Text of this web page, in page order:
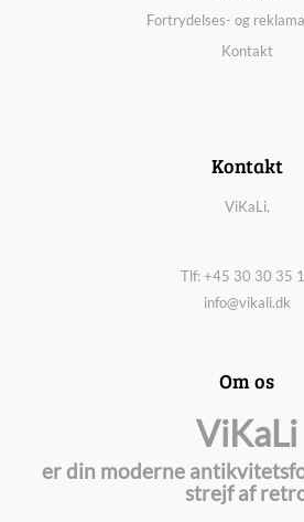
Fortrydelses- og
Kontakt
Kontakt
ViKaLi,
Tlf: +45 30 30 35
info@vikali.dk
Om os
ViKaLi
er din moderne
strejf af